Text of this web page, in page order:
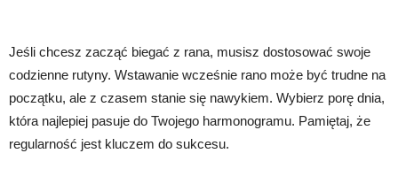
Jeśli chcesz zacząć biegać z rana, musisz dostosować swoje
codzienne rutyny. Wstawanie wcześnie rano może być trudne na
początku, ale z czasem stanie się nawykiem. Wybierz porę dnia,
która najlepiej pasuje do Twojego harmonogramu. Pamiętaj, że
regularność jest kluczem do sukcesu.